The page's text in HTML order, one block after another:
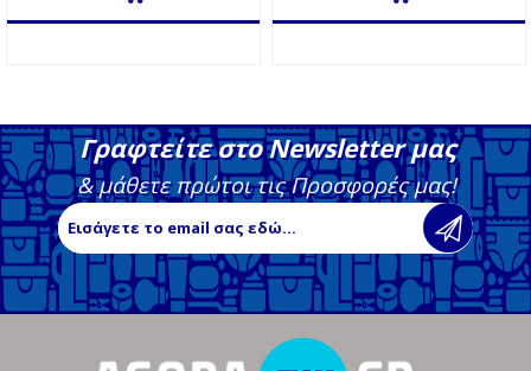
Γραφτείτε στο Newsletter μας
& μάθετε πρώτοι τις Προσφορές μας!